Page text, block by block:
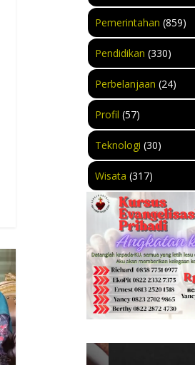
Pemerintahan (859)
Pendidikan (330)
Perbelanjaan (24)
Profil (57)
Teknologi (30)
Wisata (317)